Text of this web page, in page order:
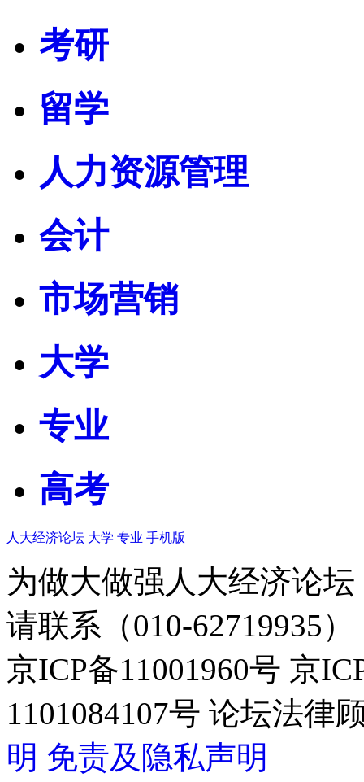
考研
留学
人力资源管理
会计
市场营销
大学
专业
高考
人大经济论坛 大学 专业 手机版
为做大做强人大经济论
请联系（010-62719935）
京ICP备11001960号 京
1101084107号 论坛法律
明 免责及隐私声明